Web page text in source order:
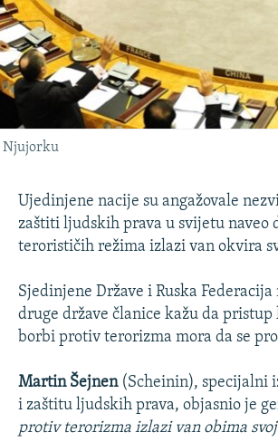
Njujorku
Ujedinjene nacije su angažovale
zaštiti ljudskih prava u svijetu naveo
terorističih režima izlazi van okvira
Sjedinjene Države i Ruska
druge države članice kažu da
borbi protiv terorizma mora da se
Martin Šejnen (Scheinin), specijalni
i zaštitu ljudskih prava, objasnio je
protiv terorizma izlazi van obima